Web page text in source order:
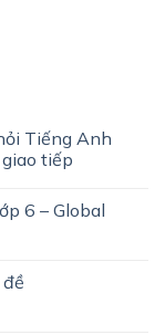
Tiếng Anh
tiếp
6 – Global